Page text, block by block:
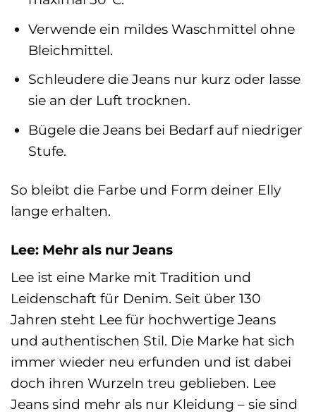
Verwende ein mildes Waschmittel ohne
Bleichmittel.
Schleudere die Jeans nur kurz oder lasse
sie an der Luft trocknen.
Bügele die Jeans bei Bedarf auf niedriger
Stufe.
So bleibt die Farbe und Form deiner Elly
lange erhalten.
Lee: Mehr als nur Jeans
Lee ist eine Marke mit Tradition und
Leidenschaft für Denim. Seit über 130
Jahren steht Lee für hochwertige Jeans
und authentischen Stil. Die Marke hat sich
immer wieder neu erfunden und ist dabei
doch ihren Wurzeln treu geblieben. Lee
Jeans sind mehr als nur Kleidung – sie sind